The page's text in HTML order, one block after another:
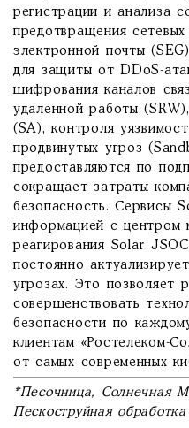
регистрации и анализа
предотвращения
электронной почты
для защиты от DDoS-
шифрования каналов
удаленной работы
(SA), контроля
продвинутых угроз
предоставляются по
сокращает затраты
безопасность. Сервисы
информацией с центром
реагирования Solar
постоянно
угрозах. Это позволяет
совершенствовать
безопасности по
клиентам «Ростелеком-
от самых современных
*Песочница, Солнечная
Пескоструйная